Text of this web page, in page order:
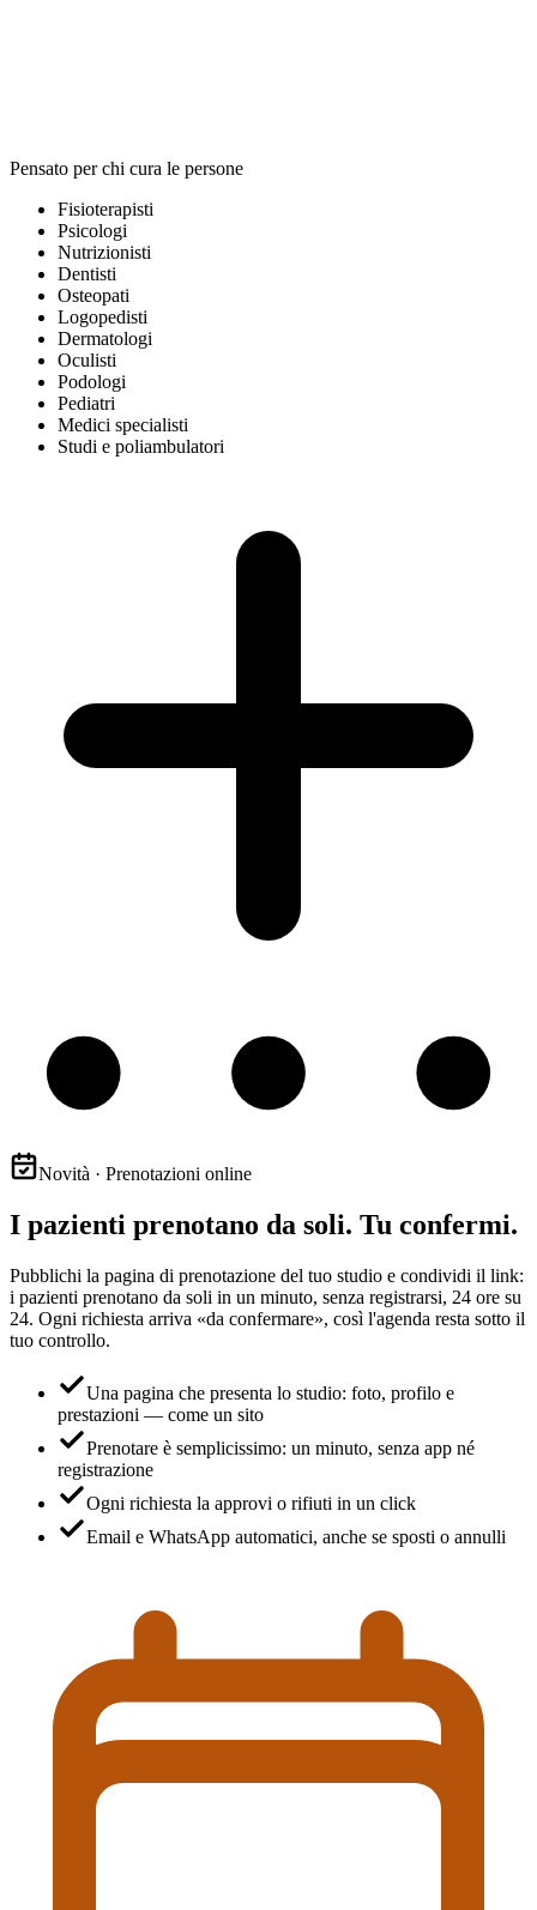
Pensato per chi cura le persone
Fisioterapisti
Psicologi
Nutrizionisti
Dentisti
Osteopati
Logopedisti
Dermatologi
Oculisti
Podologi
Pediatri
Medici specialisti
Studi e poliambulatori
Novità · Prenotazioni online
I pazienti prenotano da soli. Tu confermi.
Pubblichi la pagina di prenotazione del tuo studio e condividi il link:
i pazienti prenotano da soli in un minuto, senza registrarsi, 24 ore su
24. Ogni richiesta arriva «da confermare», così l'agenda resta sotto il
tuo controllo.
Una pagina che presenta lo studio: foto, profilo e
prestazioni — come un sito
Prenotare è semplicissimo: un minuto, senza app né
registrazione
Ogni richiesta la approvi o rifiuti in un click
Email e WhatsApp automatici, anche se sposti o annulli